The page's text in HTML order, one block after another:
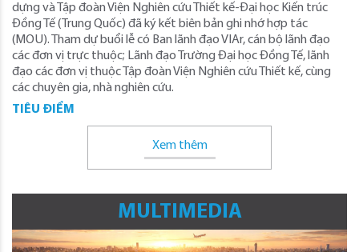
dựng và Tập đoàn Viện Nghiên cứu Thiết kế-Đại học Kiến trúc
Đồng Tế (Trung Quốc) đã ký kết biên bản ghi nhớ hợp tác
(MOU). Tham dự buổi lễ có Ban lãnh đạo VIAr, cán bộ lãnh đạo
các đơn vị trực thuộc; Lãnh đạo Trường Đại học Đồng Tế, lãnh
đạo các đơn vị thuộc Tập đoàn Viện Nghiên cứu Thiết kế, cùng
các chuyên gia, nhà nghiên cứu.
TIÊU ĐIỂM
Xem thêm
MULTIMEDIA